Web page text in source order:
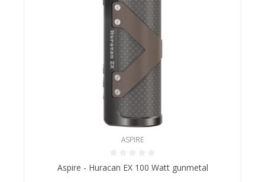
ASPIRE
Aspire - Huracan EX 100 Watt gunmetal